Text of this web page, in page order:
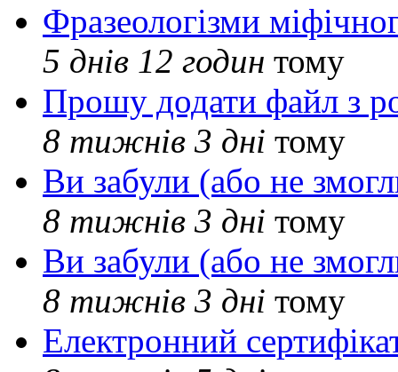
Фразеологізми
5 днів 12 годин тому
Прошу додати файл з
8 тижнів 3 дні тому
Ви забули (або не
8 тижнів 3 дні тому
Ви забули (або не
8 тижнів 3 дні тому
Електронний